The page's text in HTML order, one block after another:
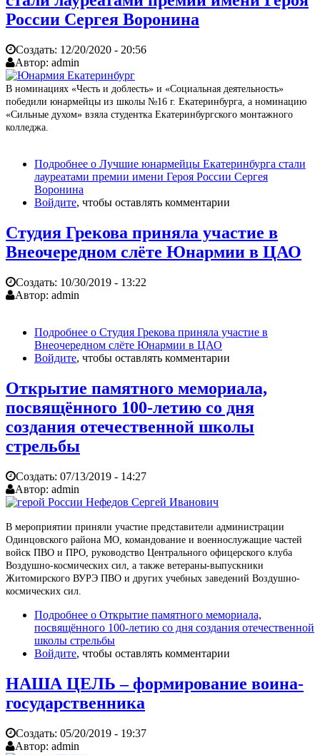
России Сергея Воронина
Создать: 12/20/2020 - 20:56
Автор: admin
В номинациях «Честь и доблесть» и «Социальная деятельность»
победили юнармейцы из школы №16 г. Екатеринбурга, а номинацию
«Сильные духом» взяла студентка Екатеринбургского монтажного
колледжа.
Подробнее о Лучшие юнармейцы Екатеринбурга стали
лауреатами премии имени Героя России Сергея
Воронина
Войдите, чтобы оставлять комментарии
Студия Грекова приняла участие в
Внеочередном слёте Юнармии в ЦАО
Создать: 10/30/2019 - 13:22
Автор: admin
Подробнее о Студия Грекова приняла участие в
Внеочередном слёте Юнармии в ЦАО
Войдите, чтобы оставлять комментарии
Открытие памятного мемориала,
посвящённого 100-летию со дня
создания отечественной школы
стрельбы
Создать: 07/13/2019 - 14:27
Автор: admin
В мероприятии приняли участие представители администрации
Одинцовского района МО, командование и военнослужащие частей
войск ПВО и ПРО, руководство Центрального офицерского клуба
Воздушно-космических сил, а также ветераны-выпускники
Житомирского ВУРЭ ПВО и других учебных заведений Воздушно-
космических сил.
Подробнее о Открытие памятного мемориала,
посвящённого 100-летию со дня создания отечественной
школы стрельбы
Войдите, чтобы оставлять комментарии
НАША ЦЕЛЬ – формирование воина-
государственника
Создать: 05/20/2019 - 19:37
Автор: admin